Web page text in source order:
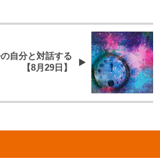
自分と対話する
【8月29日】